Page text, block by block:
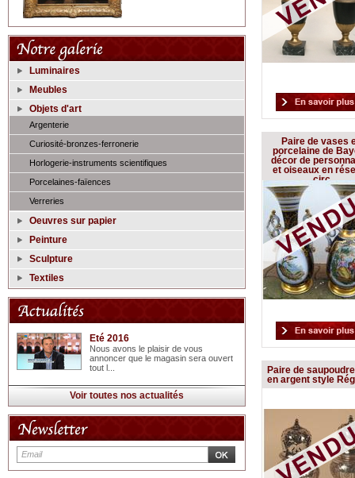
Luminaires
Meubles
Objets d'art
Argenterie
Curiosité-bronzes-ferronerie
Horlogerie-instruments scientifiques
Porcelaines-faïences
Verreries
Oeuvres sur papier
Peinture
Sculpture
Textiles
Eté 2016
Nous avons le plaisir de vous
annoncer que le magasin sera ouvert
tout l...
Voir toutes nos actualités
Paire de vases
porcelaine de
décor de
et oiseaux en
circ
Paire de
en argent style